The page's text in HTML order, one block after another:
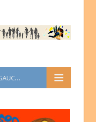
LE PALAIS DU GAUCHER